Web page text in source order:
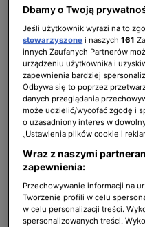
marek
Polsce. Według
prowadzonego
marka TVN
pozycję w stosunku
uplasowała się na
miejscu podium.
wśród wszystkich
badaniu.
TVN Warner Bros.
badaniu Wavemaker
Dbamy o Twoją
Jeśli użytkownik wyrazi na to
stowarzyszone i naszych161
innych Zaufanych Partnerów
urządzeniu użytkownika i
zapewnienia bardziej
Odbywa się to poprzez
danych przeglądania
może udzielić/wycofać zgodę i
o uzasadniony interes w
„Ustawienia plików cookie i
Wraz z naszymi
zapewnienia:
Przechowywanie informacji na
Tworzenie profili w celu
w celu personalizacji treści.
spersonalizowanych treści.